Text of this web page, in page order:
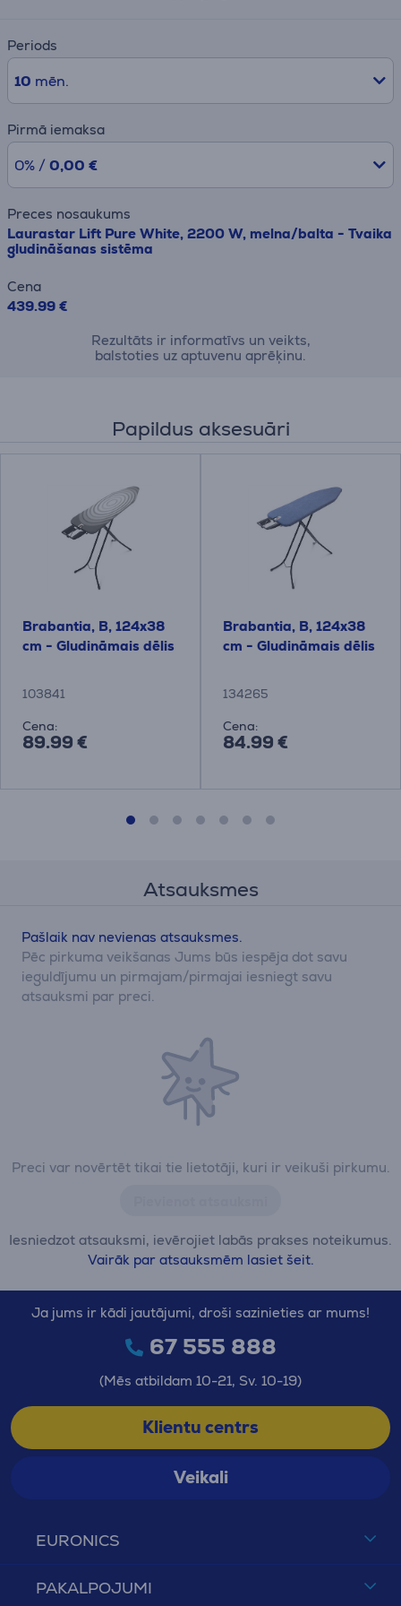
Periods
10 mēn.
Pirmā iemaksa
0% / 0,00 €
Preces nosaukums
Laurastar Lift Pure White, 2200 W, melna/balta - Tvaika
gludināšanas sistēma
Cena
439.99 €
Rezultāts ir informatīvs un veikts,
balstoties uz aptuvenu aprēķinu.
Papildus aksesuāri
Brabantia, B, 124x38
cm - Gludināmais dēlis
103841
Cena:
89.99 €
Brabantia, B, 124x38
cm - Gludināmais dēlis
134265
Cena:
84.99 €
Atsauksmes
Preci var novērtēt tikai tie lietotāji, kuri ir veikuši pirkumu.
Iesniedzot atsauksmi, ievērojiet labās prakses noteikumus.
Vairāk par atsauksmēm lasiet šeit.
Pašlaik nav nevienas atsauksmes.
Pēc pirkuma veikšanas Jums būs iespēja dot savu
ieguldījumu un pirmajam/pirmajai iesniegt savu
atsauksmi par preci.
EURONICS
PAKALPOJUMI
Ja jums ir kādi jautājumi, droši sazinieties ar mums!
67 555 888
(Mēs atbildam 10-21, Sv. 10-19)
Klientu centrs
Veikali